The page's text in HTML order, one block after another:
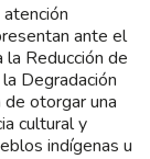
ante el
Reducción de
Degradación
otorgar una
cultural y
indígenas u